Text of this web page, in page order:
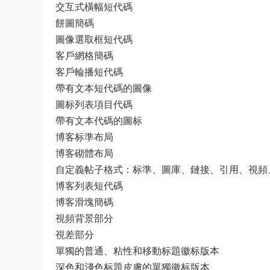
交互式橫幅短代碼
餅圖簡碼
圖像選取框短代碼
客戶網格簡碼
客戶輪播短代碼
帶有文本短代碼的圖像
圖标列表項目代碼
帶有文本代碼的圖标
博客标準布局
博客砌體布局
自定義帖子格式：标準、圖庫、鏈接、引用、視
博客列表短代碼
博客滑塊簡碼
視頻背景部分
視差部分
單獨的普通、粘性和移動标題徽标版本
深色和淺色标題皮膚的單獨徽标版本